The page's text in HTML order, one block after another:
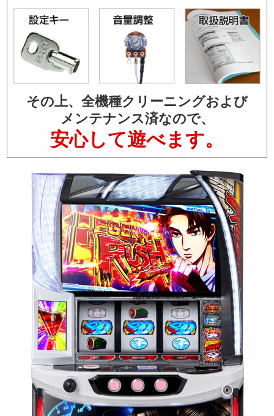
その上、全機種クリーニングおよび
メンテナンス済なので、
安心して遊べます。